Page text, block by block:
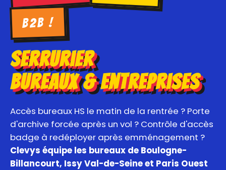
B2B !
Serrurier
Bureaux & Entreprises
Accès bureaux HS le matin de la rentrée ? Porte
d'archive forcée après un vol ? Contrôle d'accès
badge à redéployer après emménagement ?
Clevys équipe les bureaux de Boulogne-
Billancourt, Issy Val-de-Seine et Paris Ouest